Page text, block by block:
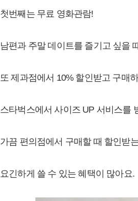
​첫번째는 무료 영화관람!
남편과 주말 데이트를 즐기고 싶을
또 제과점에서 10% 할인받고 구매
스타벅스에서 사이즈 UP 서비스를
가끔 편의점에서 구매할 때 할인받
요긴하게 쓸 수 있는 혜택이 많아요.